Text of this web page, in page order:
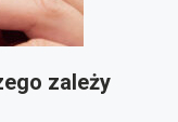
zależy